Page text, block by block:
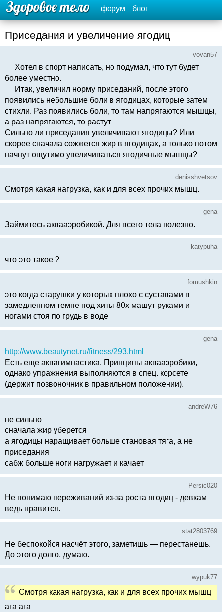
форум блог
Приседания и увеличение ягодиц
vovan57
Хотел в спорт написать, но подумал, что тут будет
более уместно.
Итак, увеличил норму приседаний, после этого
появились небольшие боли в ягодицах, которые затем
стихли. Раз появились боли, то там напрягаются мышцы,
а раз напрягаются, то растут.
Сильно ли приседания увеличивают ягодицы? Или
скорее сначала сожжется жир в ягодицах, а только потом
начнут ощутимо увеличиваться ягодичные мышцы?
denisshvetsov
Смотря какая нагрузка, как и для всех прочих мышц.
gena
Займитесь аквааэробикой. Для всего тела полезно.
katypuha
что это такое ?
fomushkin
это когда старушки у которых плохо с суставами в
замедленном темпе под хиты 80х машут руками и
ногами стоя по грудь в воде
gena
http://www.beautynet.ru/fitness/293.html
Есть еще аквагимнастика. Принципы аквааэробики,
однако упражнения выполняются в спец. корсете
(держит позвоночник в правильном положении).
andreW76
не сильно
сначала жир уберется
а ягодицы наращивает больше становая тяга, а не
приседания
сабж больше ноги нагружает и качает
Persic020
Не понимаю переживаний из-за роста ягодиц - девкам
ведь нравится.
stat2803769
Не беспокойся насчёт этого, заметишь — перестанешь.
До этого долго, думаю.
wypuk77
Смотря какая нагрузка, как и для всех прочих мышц
ага ага